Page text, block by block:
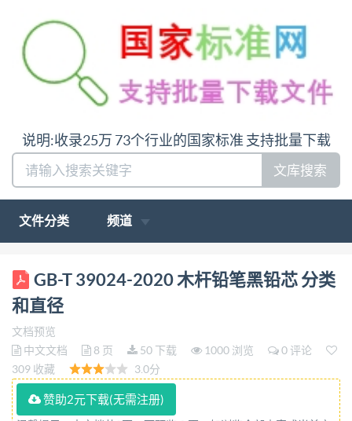
说明:收录25万 73个行业的国家标准 支持批量下载
文库搜索
文件分类 频道
ICS 97.180 Y 50 GB 中华人民共和国国家标准
GB/T39024—2020/ISO9180:1988 木杆铅笔黑铅芯
分类和直径 Black leads for wood-cased
pencilsClassification and diameters (ISO
9180:1988,IDT) 2020-07-21发布 2020-07-21实施 国
家市场监督管理总局 发布 国家标准化管理委员会 中
国标准出版社授权北京万方数据股份有限公司在中国
GB-T 39024-2020 木杆铅笔黑铅芯 分类
和直径
文档预览
中文文档
8 页 50 下载 1000 浏览
0 评论
309 收藏
3.0分
赞助2元下载(无需注册)